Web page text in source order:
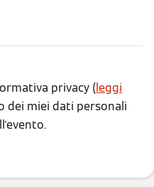
privacy (leggi
dei miei dati personali